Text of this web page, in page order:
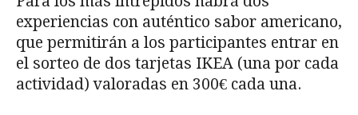
experiencias con auténtico sabor americano,
que permitirán a los participantes entrar en
el sorteo de dos tarjetas IKEA (una por cada
actividad) valoradas en 300€ cada una.